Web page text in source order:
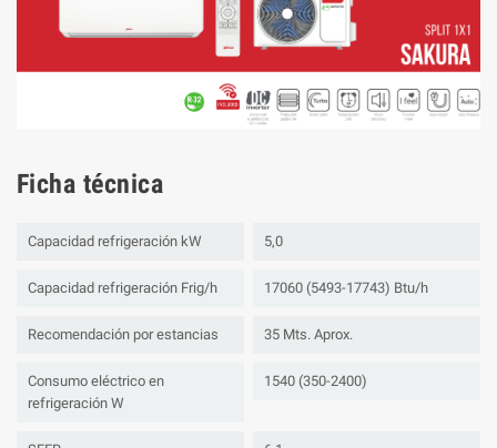
Ficha técnica
Capacidad refrigeración kW 5,0
Capacidad refrigeración Frig/h 17060 (5493-17743) Btu/h
Recomendación por estancias 35 Mts. Aprox.
Consumo eléctrico en
refrigeración W
1540 (350-2400)